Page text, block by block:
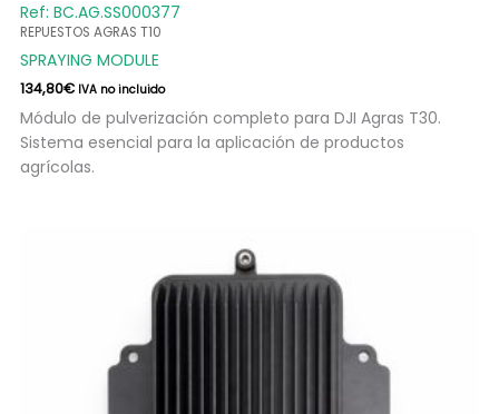
Ref: BC.AG.SS000377
REPUESTOS AGRAS T10
SPRAYING MODULE
134,80€ IVA no incluido
Módulo de pulverización completo para DJI Agras T30.
Sistema esencial para la aplicación de productos
agrícolas.